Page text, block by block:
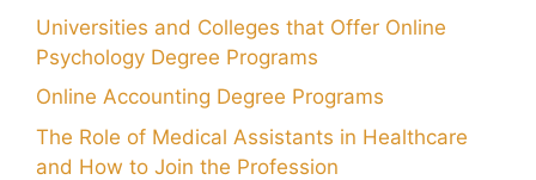
Universities and Colleges that Offer Online
Psychology Degree Programs
Online Accounting Degree Programs
The Role of Medical Assistants in Healthcare
and How to Join the Profession